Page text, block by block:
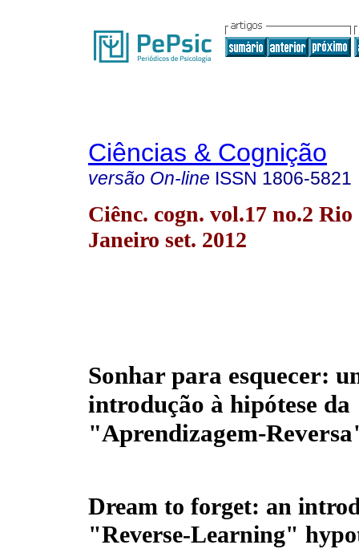
Ciências & Cognição
versão On-line ISSN 1806-5821
Ciênc. cogn. vol.17 no.2 Rio
Janeiro set. 2012
Sonhar para esquecer:
introdução à hipótese da
"Aprendizagem-
Dream to forget: an
"Reverse-Learning"